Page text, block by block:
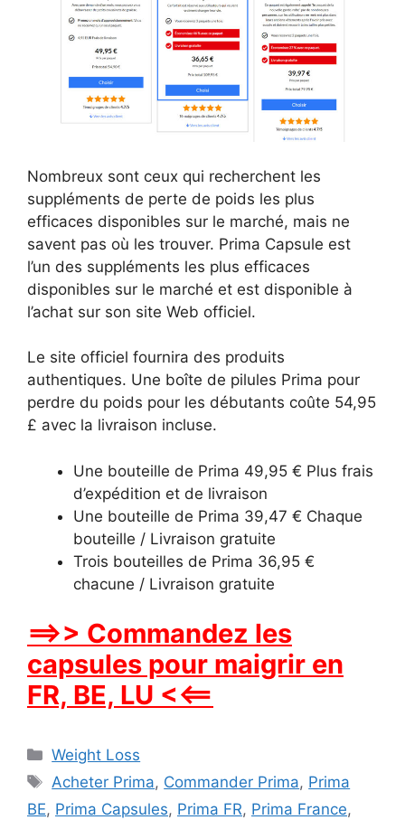
Nombreux sont ceux qui recherchent les
suppléments de perte de poids les plus
efficaces disponibles sur le marché, mais ne
savent pas où les trouver. Prima Capsule est
l’un des suppléments les plus efficaces
disponibles sur le marché et est disponible à
l’achat sur son site Web officiel.
Le site officiel fournira des produits
authentiques. Une boîte de pilules Prima pour
perdre du poids pour les débutants coûte 54,95
£ avec la livraison incluse.
Une bouteille de Prima 49,95 € Plus frais
d’expédition et de livraison
Une bouteille de Prima 39,47 € Chaque
bouteille / Livraison gratuite
Trois bouteilles de Prima 36,95 €
chacune / Livraison gratuite
==>> Commandez les
capsules pour maigrir en
FR, BE, LU <<==
Categories
Weight Loss
Tags
Acheter Prima, Commander Prima, Prima
BE, Prima Capsules, Prima FR, Prima France,